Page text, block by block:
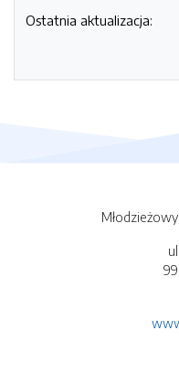
Ostatnia aktualizacja: